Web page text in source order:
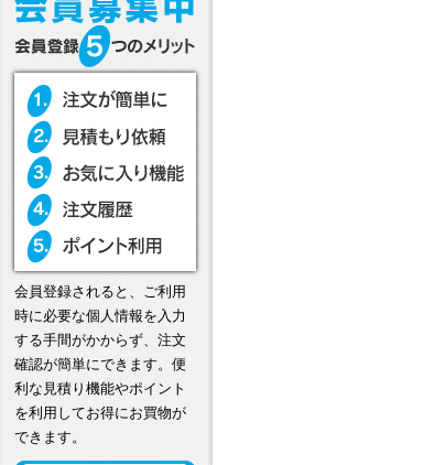
会員登録されると、ご利用
時に必要な個人情報を入力
する手間がかからず、注文
確認が簡単にできます。便
利な見積り機能やポイント
を利用してお得にお買物が
できます。